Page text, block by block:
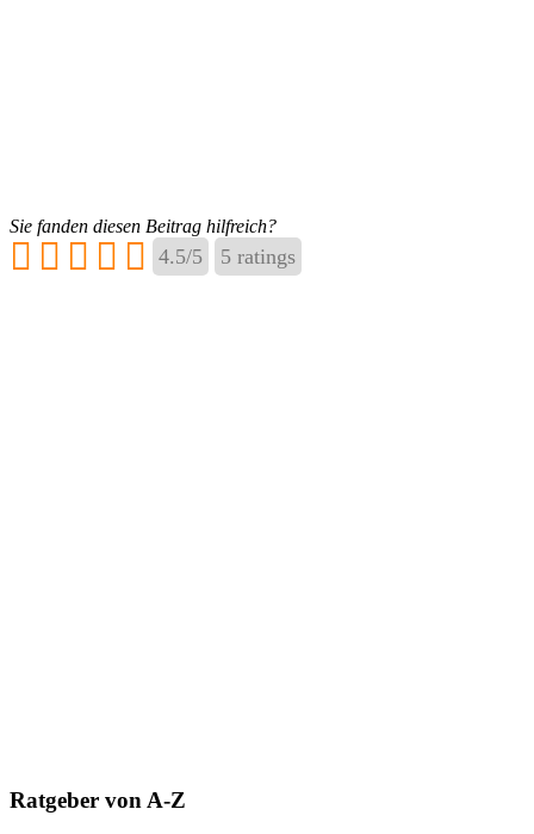
Sie fanden diesen Beitrag hilfreich?
4.5/5 5 ratings
Ratgeber von A-Z